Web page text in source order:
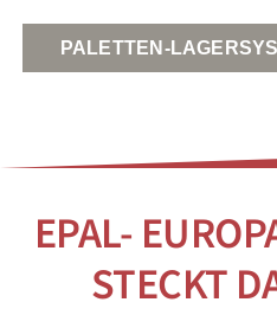
PALETTEN-
EPAL-
STECKT